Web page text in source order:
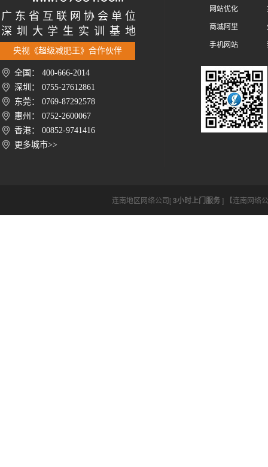
广 东 省 互 联 网 协 会 单 位
深 圳 大 学 生 实 训 基 地
央视《超级减肥王》合作伙伴
全国： 400-666-2014
深圳： 0755-27612861
东莞： 0769-87292578
惠州： 0752-2600067
香港： 00852-9741416
更多城市>>
网站优化
商城阿里
手机网站
连南地区网络公司[3小时上门服务] 【连南网络